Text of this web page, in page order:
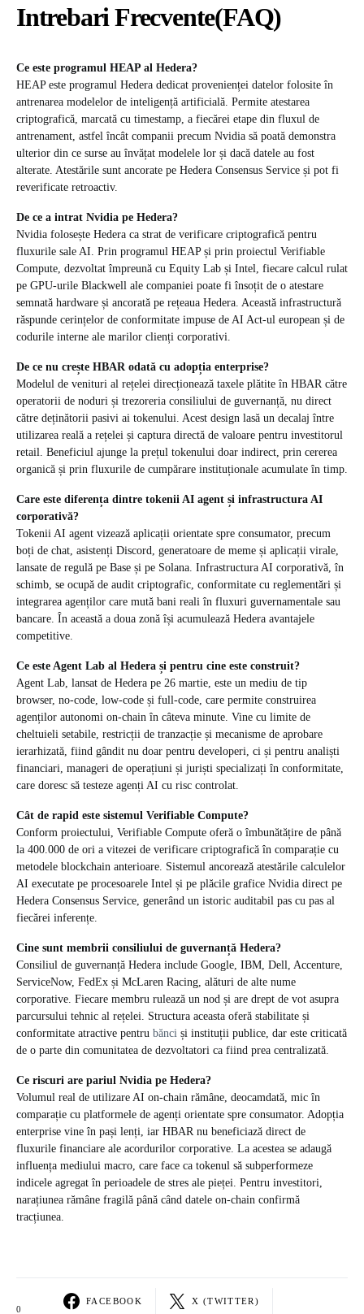
Intrebari Frecvente(FAQ)
Ce este programul HEAP al Hedera?
HEAP este programul Hedera dedicat provenienței datelor folosite în
antrenarea modelelor de inteligență artificială. Permite atestarea
criptografică, marcată cu timestamp, a fiecărei etape din fluxul de
antrenament, astfel încât companii precum Nvidia să poată demonstra
ulterior din ce surse au învățat modelele lor și dacă datele au fost
alterate. Atestările sunt ancorate pe Hedera Consensus Service și pot fi
reverificate retroactiv.
De ce a intrat Nvidia pe Hedera?
Nvidia folosește Hedera ca strat de verificare criptografică pentru
fluxurile sale AI. Prin programul HEAP și prin proiectul Verifiable
Compute, dezvoltat împreună cu Equity Lab și Intel, fiecare calcul rulat
pe GPU-urile Blackwell ale companiei poate fi însoțit de o atestare
semnată hardware și ancorată pe rețeaua Hedera. Această infrastructură
răspunde cerințelor de conformitate impuse de AI Act-ul european și de
codurile interne ale marilor clienți corporativi.
De ce nu crește HBAR odată cu adopția enterprise?
Modelul de venituri al rețelei direcționează taxele plătite în HBAR către
operatorii de noduri și trezoreria consiliului de guvernanță, nu direct
către deținătorii pasivi ai tokenului. Acest design lasă un decalaj între
utilizarea reală a rețelei și captura directă de valoare pentru investitorul
retail. Beneficiul ajunge la prețul tokenului doar indirect, prin cererea
organică și prin fluxurile de cumpărare instituționale acumulate în timp.
Care este diferența dintre tokenii AI agent și infrastructura AI
corporativă?
Tokenii AI agent vizează aplicații orientate spre consumator, precum
boți de chat, asistenți Discord, generatoare de meme și aplicații virale,
lansate de regulă pe Base și pe Solana. Infrastructura AI corporativă, în
schimb, se ocupă de audit criptografic, conformitate cu reglementări și
integrarea agenților care mută bani reali în fluxuri guvernamentale sau
bancare. În această a doua zonă își acumulează Hedera avantajele
competitive.
Ce este Agent Lab al Hedera și pentru cine este construit?
Agent Lab, lansat de Hedera pe 26 martie, este un mediu de tip
browser, no-code, low-code și full-code, care permite construirea
agenților autonomi on-chain în câteva minute. Vine cu limite de
cheltuieli setabile, restricții de tranzacție și mecanisme de aprobare
ierarhizată, fiind gândit nu doar pentru developeri, ci și pentru analiști
financiari, manageri de operațiuni și juriști specializați în conformitate,
care doresc să testeze agenți AI cu risc controlat.
Cât de rapid este sistemul Verifiable Compute?
Conform proiectului, Verifiable Compute oferă o îmbunătățire de până
la 400.000 de ori a vitezei de verificare criptografică în comparație cu
metodele blockchain anterioare. Sistemul ancorează atestările calculelor
AI executate pe procesoarele Intel și pe plăcile grafice Nvidia direct pe
Hedera Consensus Service, generând un istoric auditabil pas cu pas al
fiecărei inferențe.
Cine sunt membrii consiliului de guvernanță Hedera?
Consiliul de guvernanță Hedera include Google, IBM, Dell, Accenture,
ServiceNow, FedEx și McLaren Racing, alături de alte nume
corporative. Fiecare membru rulează un nod și are drept de vot asupra
parcursului tehnic al rețelei. Structura aceasta oferă stabilitate și
conformitate atractive pentru bănci și instituții publice, dar este criticată
de o parte din comunitatea de dezvoltatori ca fiind prea centralizată.
Ce riscuri are pariul Nvidia pe Hedera?
Volumul real de utilizare AI on-chain rămâne, deocamdată, mic în
comparație cu platformele de agenți orientate spre consumator. Adopția
enterprise vine în pași lenți, iar HBAR nu beneficiază direct de
fluxurile financiare ale acordurilor corporative. La acestea se adaugă
influența mediului macro, care face ca tokenul să subperformeze
indicele agregat în perioadele de stres ale pieței. Pentru investitori,
narațiunea rămâne fragilă până când datele on-chain confirmă
tracțiunea.
0
FACEBOOK X (TWITTER)